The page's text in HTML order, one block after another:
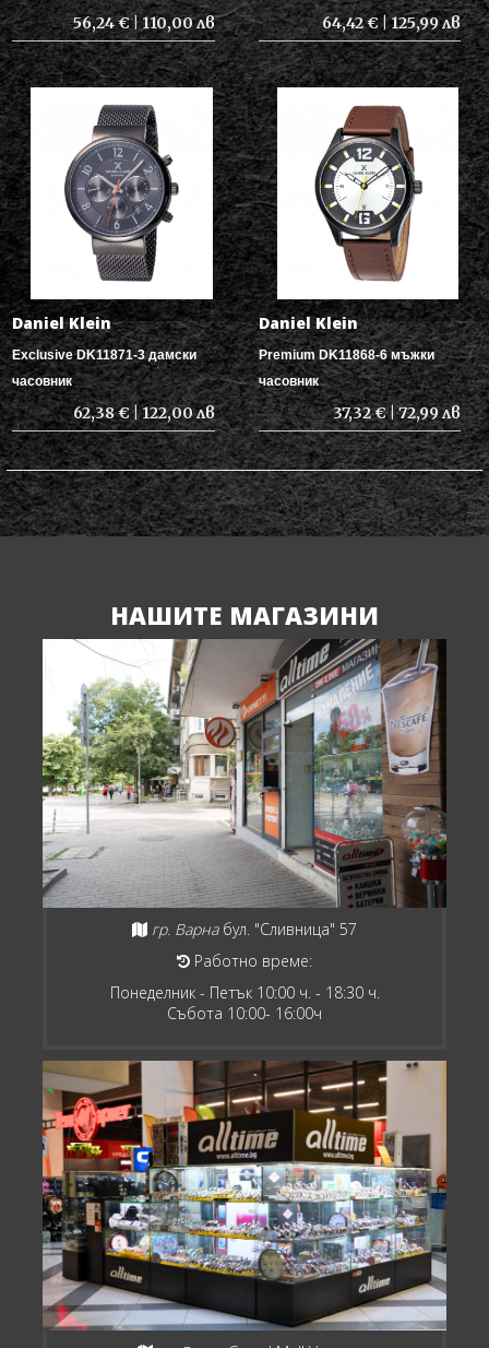
56,24 € | 110,00 лв 64,42 € | 125,99 лв
Daniel Klein
Exclusive DK11871-3 дамски
часовник
62,38 € | 122,00 лв
Daniel Klein
Premium DK11868-6 мъжки
часовник
37,32 € | 72,99 лв
НАШИТЕ МАГАЗИНИ
гр. Варна бул. "Сливница" 57
Работно време:
Понеделник - Петък 10:00 ч. - 18:30 ч.
Събота 10:00- 16:00ч